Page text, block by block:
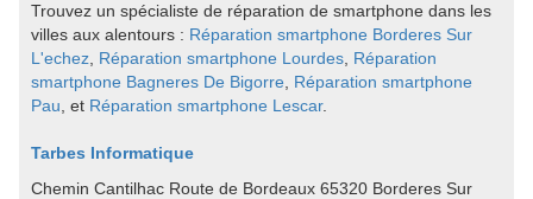
Trouvez un spécialiste de réparation de smartphone dans les
villes aux alentours : Réparation smartphone Borderes Sur
L'echez Réparation smartphone Lourdes Réparation
smartphone Bagneres De Bigorre
Réparation smartphone
Pau , et Réparation smartphone Lescar.
Tarbes Informatique
Chemin Cantilhac Route de Bordeaux 65320 Borderes Sur